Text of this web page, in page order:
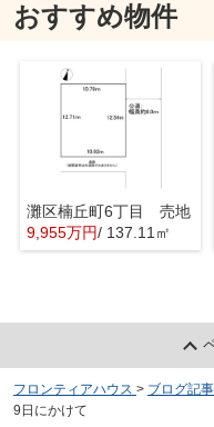
おすすめ物件
灘区楠丘町6丁目 売地
9,955万円/ 137.11㎡
フロンティアハウス > ブログ記
9日にかけて